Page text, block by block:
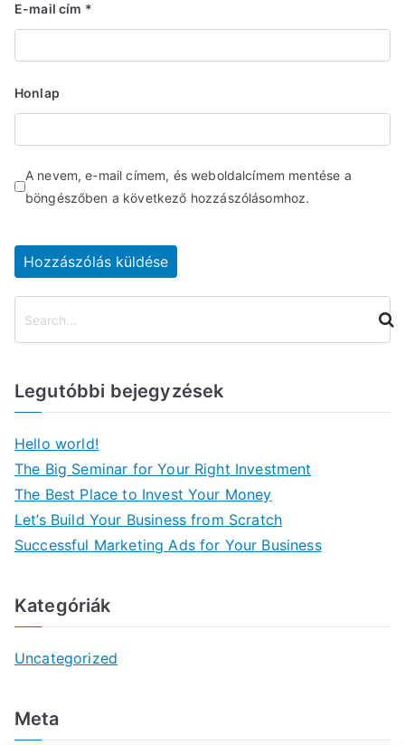
E-mail cím *
Honlap
A nevem, e-mail címem, és weboldalcímem mentése a
böngészőben a következő hozzászólásomhoz.
s
s
Legutóbbi bejegyzések
Hello world!
The Big Seminar for Your Right Investment
The Best Place to Invest Your Money
Let’s Build Your Business from Scratch
Successful Marketing Ads for Your Business
Kategóriák
Uncategorized
Meta